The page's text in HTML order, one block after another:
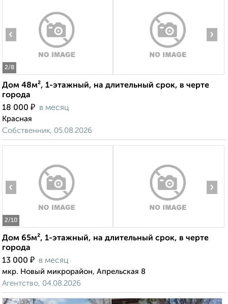
2/8
‹ ›
Дом 48м², 1-этажный, на длительный срок, в черте
города
18 000 ₽ в месяц
Красная
Собственник, 05.08.2026
2/10
‹ ›
Дом 65м², 1-этажный, на длительный срок, в черте
города
13 000 ₽ в месяц
мкр. Новый микрорайон, Апрельская 8
Агентство, 04.08.2026